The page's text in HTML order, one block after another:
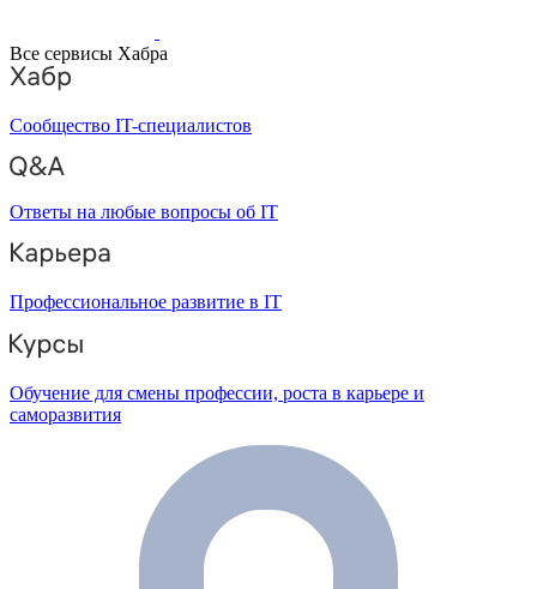
Все сервисы Хабра
Сообщество IT-специалистов
Ответы на любые вопросы об IT
Профессиональное развитие в IT
Обучение для смены профессии, роста в карьере и
саморазвития